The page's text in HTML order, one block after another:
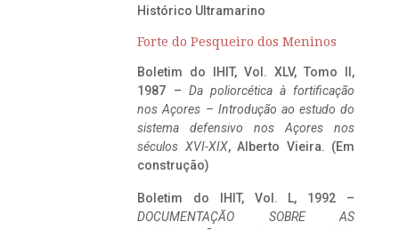
Histórico Ultramarino
Forte do Pesqueiro dos Meninos
Boletim do IHIT, Vol. XLV, Tomo II,
1987 – Da poliorcética à fortificação
nos Açores – Introdução ao estudo do
sistema defensivo nos Açores nos
séculos XVI-XIX, Alberto Vieira. (Em
construção)
Boletim do IHIT, Vol. L, 1992 –
DOCUMENTAÇÃO SOBRE AS